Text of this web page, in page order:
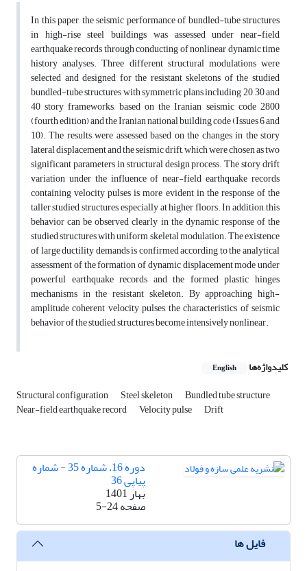
In this paper, the seismic performance of bundled-tube structures
in high-rise steel buildings was assessed under near-field
earthquake records through conducting of nonlinear dynamic time
history analyses. Three different structural modulations were
selected and designed for the resistant skeletons of the studied
bundled-tube structures with symmetric plans including 20, 30 and
40 story frameworks, based on the Iranian seismic code 2800
(fourth edition) and the Iranian national building code (Issues 6 and
10). The results were assessed based on the changes in the story
lateral displacement and the seismic drift, which were chosen as two
significant parameters in structural design process. The story drift
variation under the influence of near-field earthquake records
containing velocity pulses is more evident in the response of the
taller studied structures, especially at higher floors. In addition, this
behavior can be observed clearly in the dynamic response of the
studied structures with uniform skeletal modulation. The existence
of large ductility demands is confirmed according to the analytical
assessment of the formation of dynamic displacement mode under
powerful earthquake records and the formed plastic hinges
mechanisms in the resistant skeleton. By approaching high-
amplitude coherent velocity pulses, the characteristics of seismic
behavior of the studied structures become intensively nonlinear.
کلیدواژه‌ها English
Structural configuration Steel skeleton Bundled tube structure
Near-field earthquake record Velocity pulse Drift
دوره 16، شماره 35 - شماره
پیاپی 36
بهار 1401
صفحه5-24
فایل ها